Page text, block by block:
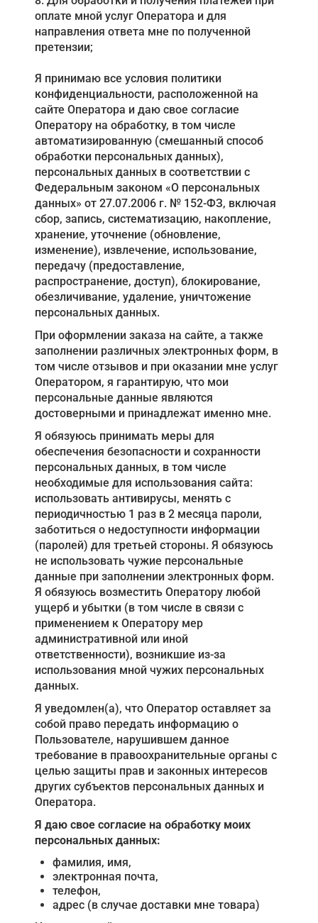
оплате мной услуг Оператора и для
направления ответа мне по полученной
претензии;
Я принимаю все условия политики
конфиденциальности, расположенной на
сайте Оператора и даю свое согласие
Оператору на обработку, в том числе
автоматизированную (смешанный способ
обработки персональных данных),
персональных данных в соответствии с
Федеральным законом «О персональных
данных» от 27.07.2006 г. № 152-ФЗ, включая
сбор, запись, систематизацию, накопление,
хранение, уточнение (обновление,
изменение), извлечение, использование,
передачу (предоставление,
распространение, доступ), блокирование,
обезличивание, удаление, уничтожение
персональных данных.
При оформлении заказа на сайте, а также
заполнении различных электронных форм, в
том числе отзывов и при оказании мне услуг
Оператором, я гарантирую, что мои
персональные данные являются
достоверными и принадлежат именно мне.
Я обязуюсь принимать меры для
обеспечения безопасности и сохранности
персональных данных, в том числе
необходимые для использования сайта:
использовать антивирусы, менять с
периодичностью 1 раз в 2 месяца пароли,
заботиться о недоступности информации
(паролей) для третьей стороны. Я обязуюсь
не использовать чужие персональные
данные при заполнении электронных форм.
Я обязуюсь возместить Оператору любой
ущерб и убытки (в том числе в связи с
применением к Оператору мер
административной или иной
ответственности), возникшие из-за
использования мной чужих персональных
данных.
Я уведомлен(а), что Оператор оставляет за
собой право передать информацию о
Пользователе, нарушившем данное
требование в правоохранительные органы с
целью защиты прав и законных интересов
других субъектов персональных данных и
Оператора.
Я даю свое согласие на обработку моих
персональных данных:
фамилия, имя,
электронная почта,
телефон,
адрес (в случае доставки мне товара)